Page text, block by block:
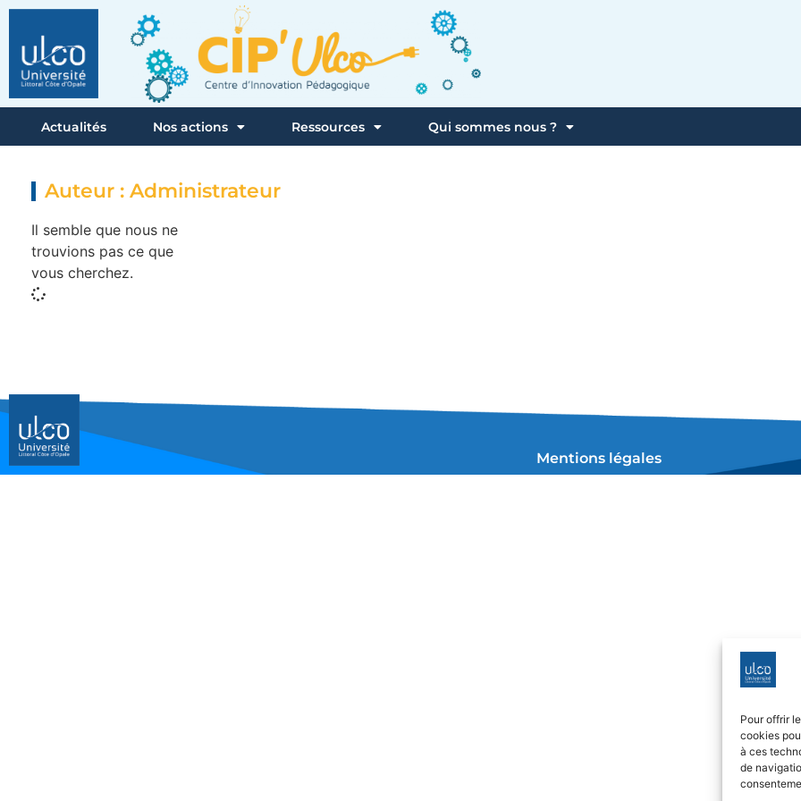
Pour offrir
cookies
à ces
de
Actualités Nos actions Ressources Qui sommes nous ?
Auteur : Administrateur
Il semble que nous ne
trouvions pas ce que
vous cherchez.
Mentions légales